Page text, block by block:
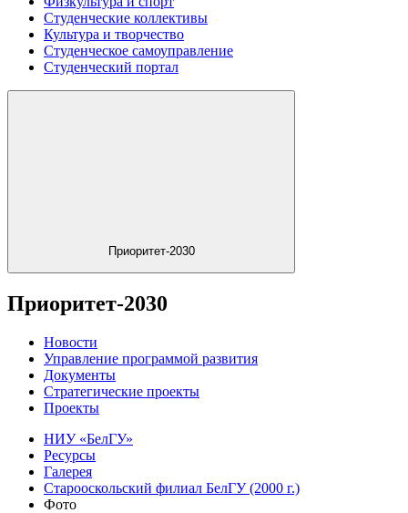
Студенческие коллективы
Культура и творчество
Студенческое самоуправление
Студенческий портал
Приоритет-2030
Приоритет-2030
Новости
Управление программой развития
Документы
Стратегические проекты
Проекты
НИУ «БелГУ»
Ресурсы
Галерея
Старооскольский филиал БелГУ (2000 г.)
Фото